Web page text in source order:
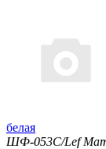
белая
ШФ-053С/Lef